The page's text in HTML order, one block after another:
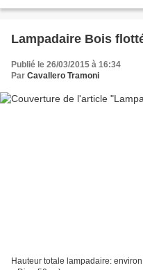
Lampadaire Bois
Publié le 26/03/2015 à 16:34
Par Cavallero Tramoni
Hauteur totale lampadaire: